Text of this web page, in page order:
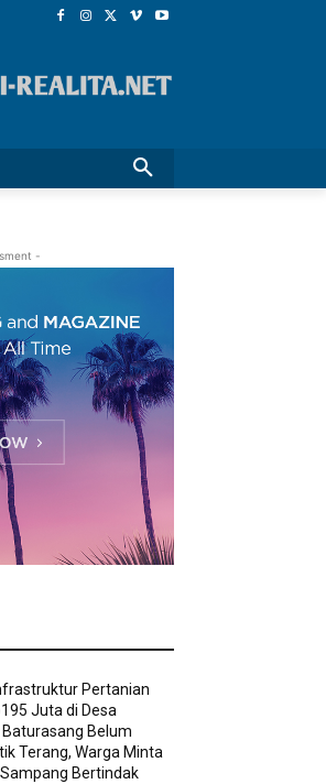
-
Pertanian
Juta di Desa
Baturasang Belum
Terang, Warga Minta
Bertindak